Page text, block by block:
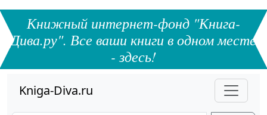
Книжный интернет-фонд "Книга-
Дива.ру". Все ваши книги в одном месте
- здесь!
Kniga-Diva.ru